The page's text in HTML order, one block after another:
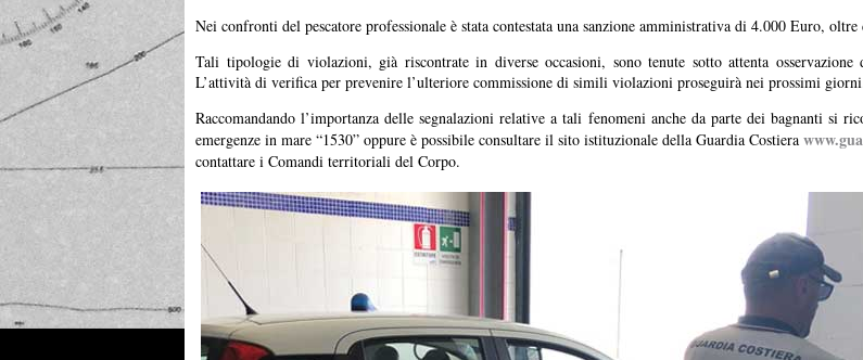
Nei confronti del pescatore professionale è stata contestata una sanzione amministrativa di 4.000 Euro,
Tali tipologie di violazioni, già riscontrate in diverse occasioni, sono tenute sotto attenta
L’attività di verifica per prevenire l’ulteriore commissione di simili violazioni proseguirà nei prossimi
Raccomandando l’importanza delle segnalazioni relative a tali fenomeni anche da parte dei bagnanti
emergenze in mare “1530” oppure è possibile consultare il sito istituzionale della Guardia Costiera
contattare i Comandi territoriali del Corpo.